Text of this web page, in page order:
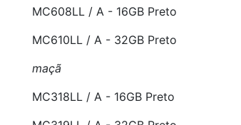
MC608LL / A - 16GB Preto
MC610LL / A - 32GB Preto
maçã
MC318LL / A - 16GB Preto